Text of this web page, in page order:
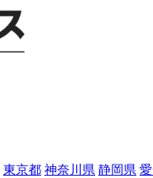
東京都 神奈川県 静岡県